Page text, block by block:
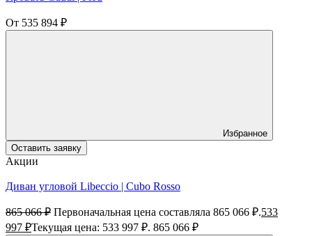
От 535 894 ₽
Избранное
Оставить заявку
Акции
Диван угловой Libeccio | Cubo Rosso
865 066₽ Первоначальная цена составляла 865 066 ₽.533
997 ₽Текущая цена: 533 997 ₽. 865 066 ₽